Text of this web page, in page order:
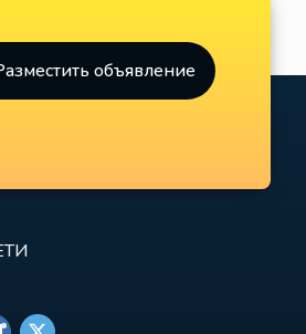
объявление